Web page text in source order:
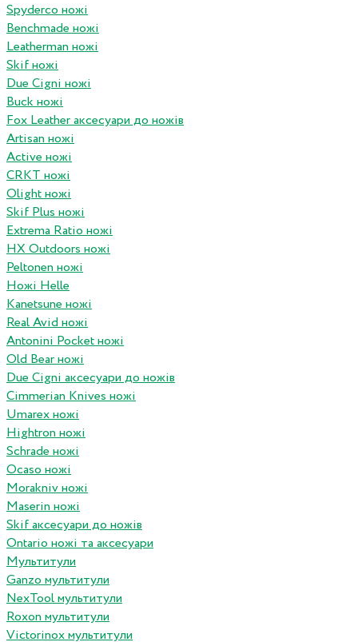
Spyderco ножі
Benchmade ножі
Leatherman ножі
Skif ножі
Due Cigni ножі
Buck ножі
Fox Leather аксесуари до ножів
Artisan ножі
Active ножі
CRKT ножі
Olight ножі
Skif Plus ножі
Extrema Ratio ножі
HX Outdoors ножі
Peltonen ножі
Ножі Helle
Kanetsune ножі
Real Avid ножі
Antonini Pocket ножі
Old Bear ножі
Due Cigni аксесуари до ножів
Cimmerian Knives ножі
Umarex ножі
Hightron ножі
Schrade ножі
Ocaso ножі
Morakniv ножі
Maserin ножі
Skif аксесуари до ножів
Ontario ножі та аксесуари
Мультитули
Ganzo мультитули
NexTool мультитули
Roxon мультитули
Victorinox мультитули